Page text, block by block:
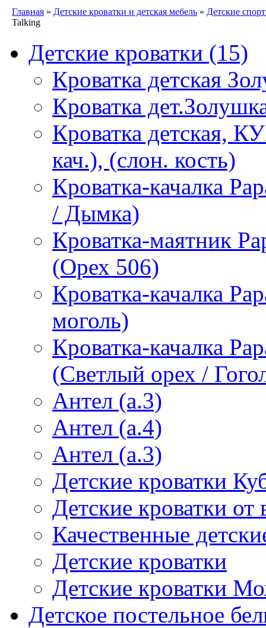
Главная » Детские кроватки и детская мебель » Детские
Talking
Детские кроватки (15)
Кроватка детская
Кроватка
Кроватка детская,
кач.), (слон. кость)
Кроватка-качалка
/ Дымка)
Кроватка-маятник
(Орех 506)
Кроватка-качалка
моголь)
Кроватка-качалка
(Светлый орех /
Антел (а.3)
Антел (а.4)
Антел (а.3)
Детские кроватки
Детские кроватки
Качественные
Детские кроватки
Детские кроватки
Детское постельное